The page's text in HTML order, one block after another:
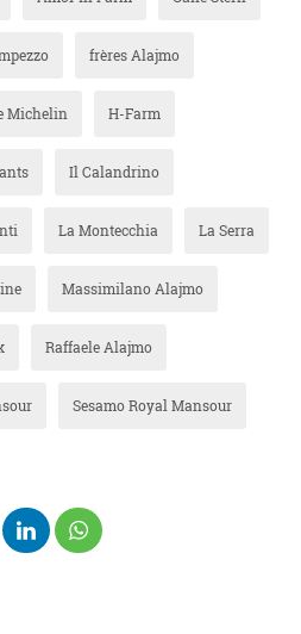
frères Alajmo
Michelin H-Farm
Il Calandrino
La Montecchia La Serra
Massimilano Alajmo
Raffaele Alajmo
Sesamo Royal Mansour